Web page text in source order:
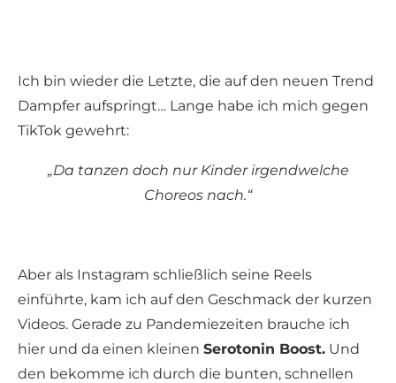
Ich bin wieder die Letzte, die auf den neuen Trend
Dampfer aufspringt… Lange habe ich mich gegen
TikTok gewehrt:
„Da tanzen doch nur Kinder irgendwelche
Choreos nach.“
Aber als Instagram schließlich seine Reels
einführte, kam ich auf den Geschmack der kurzen
Videos. Gerade zu Pandemiezeiten brauche ich
hier und da einen kleinen Serotonin Boost. Und
den bekomme ich durch die bunten, schnellen